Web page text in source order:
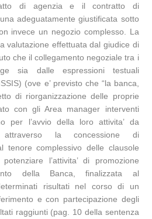
di agenzia e il contratto di
adeguatamente giustificata sotto
invece un negozio complesso. La
valutazione effettuata dal giudice di
che il collegamento negoziale tra i
sia dalle espressioni testuali
(ove e’ previsto che “la banca,
di riorganizzazione delle proprie
con gli Area manager interventi
per l’avvio della loro attivita’ da
attraverso la concessione di
tenore complessivo delle clausole
l’attivita’ di promozione
della Banca, finalizzata al
risultati nel corso di un
e con partecipazione degli
raggiunti (pag. 10 della sentenza